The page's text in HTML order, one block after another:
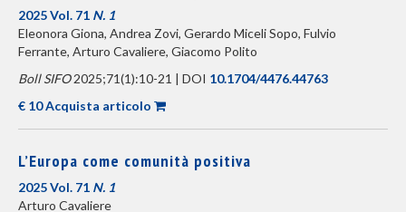
2025 Vol. 71 N. 1
Eleonora Giona, Andrea Zovi, Gerardo Miceli Sopo, Fulvio
Ferrante, Arturo Cavaliere, Giacomo Polito
Boll SIFO2025;71(1):10-21 | DOI 10.1704/4476.44763
€ 10 Acquista articolo
L’Europa come comunità positiva
2025 Vol. 71 N. 1
Arturo Cavaliere